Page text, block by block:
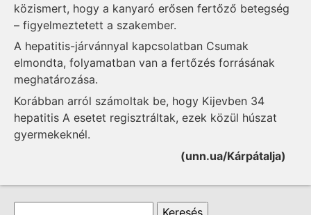
közismert, hogy a kanyaró erősen fertőző betegség
– figyelmeztetett a szakember.
A hepatitis-járvánnyal kapcsolatban Csumak
elmondta, folyamatban van a fertőzés forrásának
meghatározása.
Korábban arról számoltak be, hogy Kijevben 34
hepatitis A esetet regisztráltak, ezek közül húszat
gyermekeknél.
(unn.ua/Kárpátalja)
Keresés űrlap
Keresés